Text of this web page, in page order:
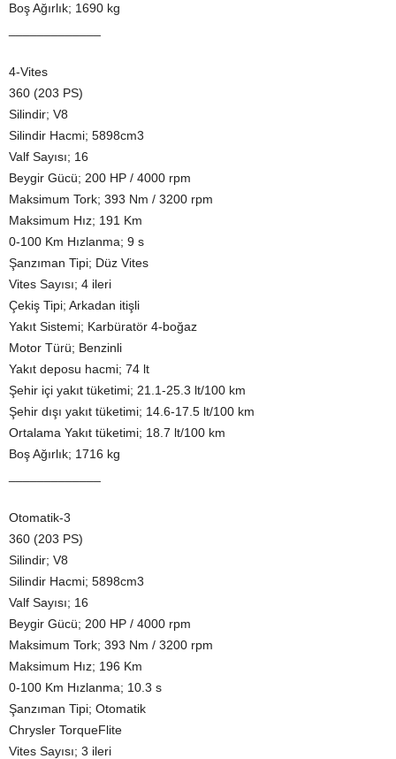
Boş Ağırlık; 1690 kg
4-Vites
360 (203 PS)
Silindir; V8
Silindir Hacmi; 5898cm3
Valf Sayısı; 16
Beygir Gücü; 200 HP / 4000 rpm
Maksimum Tork; 393 Nm / 3200 rpm
Maksimum Hız; 191 Km
0-100 Km Hızlanma; 9 s
Şanzıman Tipi; Düz Vites
Vites Sayısı; 4 ileri
Çekiş Tipi; Arkadan itişli
Yakıt Sistemi; Karbüratör 4-boğaz
Motor Türü; Benzinli
Yakıt deposu hacmi; 74 lt
Şehir içi yakıt tüketimi; 21.1-25.3 lt/100 km
Şehir dışı yakıt tüketimi; 14.6-17.5 lt/100 km
Ortalama Yakıt tüketimi; 18.7 lt/100 km
Boş Ağırlık; 1716 kg
Otomatik-3
360 (203 PS)
Silindir; V8
Silindir Hacmi; 5898cm3
Valf Sayısı; 16
Beygir Gücü; 200 HP / 4000 rpm
Maksimum Tork; 393 Nm / 3200 rpm
Maksimum Hız; 196 Km
0-100 Km Hızlanma; 10.3 s
Şanzıman Tipi; Otomatik
Chrysler TorqueFlite
Vites Sayısı; 3 ileri